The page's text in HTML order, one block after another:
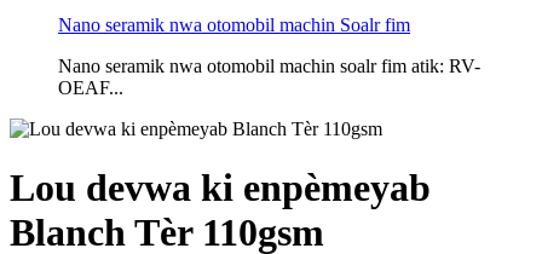
Nano seramik nwa otomobil machin Soalr fim
Nano seramik nwa otomobil machin soalr fim atik: RV-
OEAF...
Lou devwa ki enpèmeyab
Blanch Tèr 110gsm